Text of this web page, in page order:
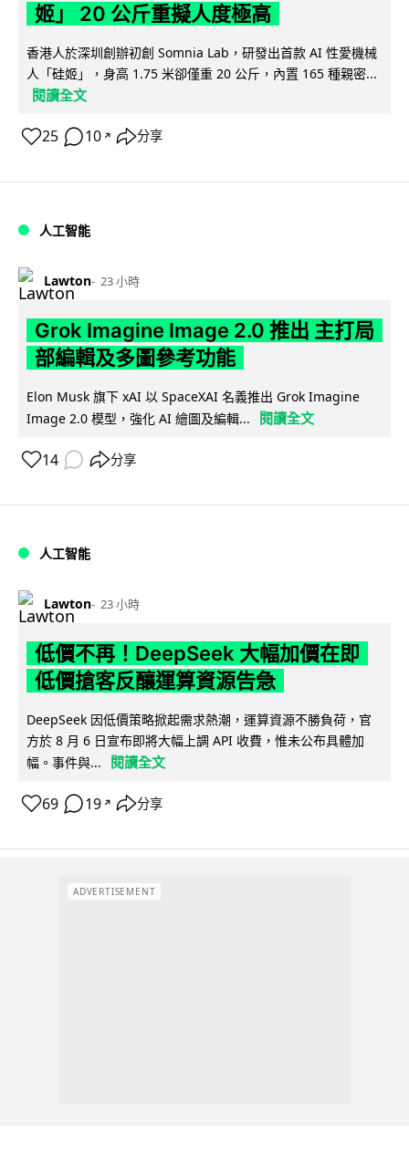
姬」 20 公斤重擬人度極高
香港人於深圳創辦初創 Somnia Lab，研發出首款 AI 性愛機械
人「硅姬」，身高 1.75 米卻僅重 20 公斤，內置 165 種親密...
閱讀全文
25 10 ↗ 分享
人工智能
Lawton 23 小時
Grok Imagine Image 2.0 推出 主打局
部編輯及多圖參考功能
Elon Musk 旗下 xAI 以 SpaceXAI 名義推出 Grok Imagine
Image 2.0 模型，強化 AI 繪圖及編輯...
閱讀全文
14 分享
人工智能
Lawton 23 小時
低價不再！DeepSeek 大幅加價在即
低價搶客反釀運算資源告急
DeepSeek 因低價策略掀起需求熱潮，運算資源不勝負荷，官
方於 8 月 6 日宣布即將大幅上調 API 收費，惟未公布具體加
幅。事件與...
閱讀全文
69 19 ↗ 分享
ADVERTISEMENT